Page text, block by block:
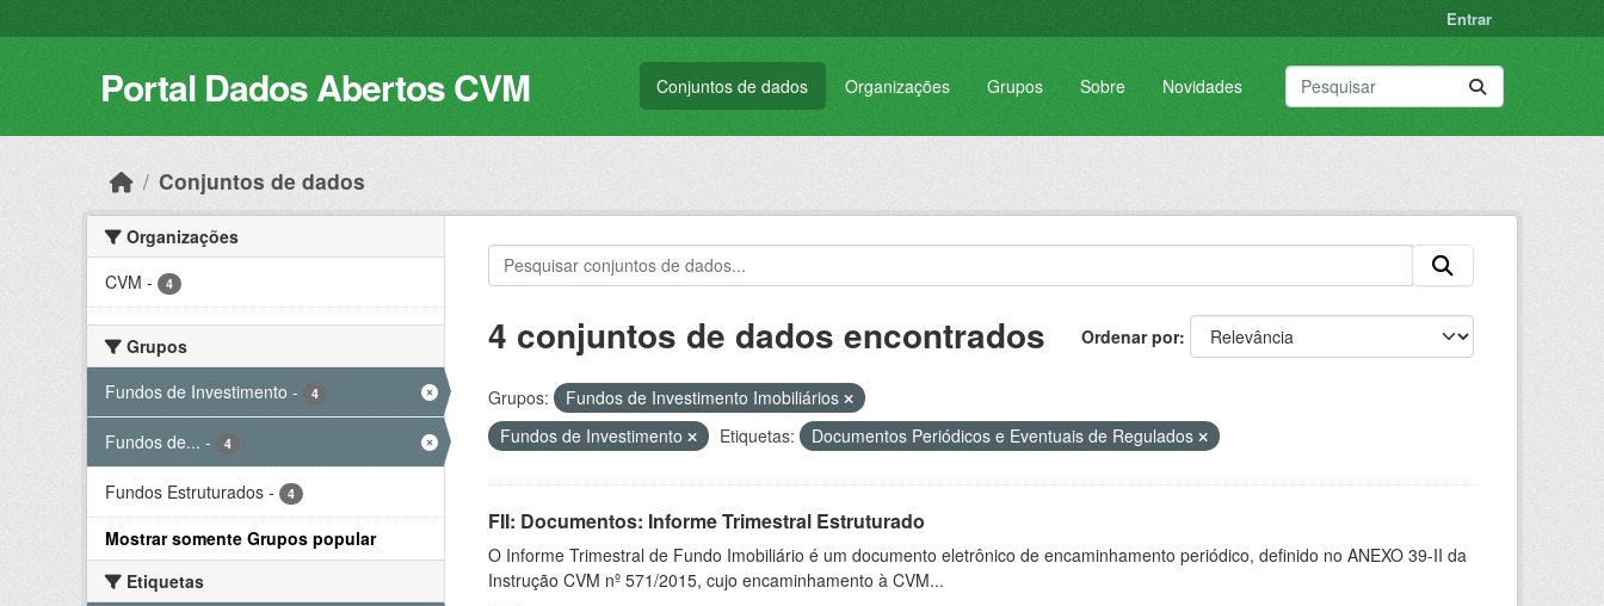
Entrar
Portal Dados Abertos CVM Conjuntos de dados Organizações Grupos Sobre Novidades
Conjuntos de dados
Organizações
CVM - 4
Grupos
Fundos de Investimento - 4
Fundos de... - 4
Fundos Estruturados - 4
Mostrar somente Grupos popular
Etiquetas
Ordenar por
4 conjuntos de dados encontrados
Grupos:
Fundos de Investimento Imobiliários
Fundos de Investimento
Etiquetas: Documentos Periódicos e Eventuais de Regulados
FII: Documentos: Informe Trimestral Estruturado
O Informe Trimestral de Fundo Imobiliário é um documento eletrônico de encaminhamento periódico, definido no ANEXO 39-II da
Instrução CVM nº 571/2015, cujo encaminhamento à CVM...